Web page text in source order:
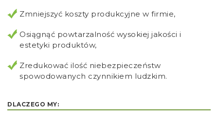
Zmniejszyć koszty produkcyjne w firmie,
Osiągnąć powtarzalność wysokiej jakości i
estetyki produktów,
Zredukować ilość niebezpieczeństw
spowodowanych czynnikiem ludzkim.
DLACZEGO MY: